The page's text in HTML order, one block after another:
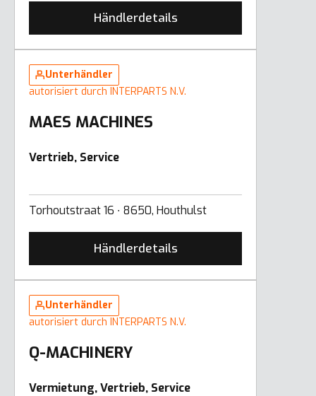
Händlerdetails
Unterhändler
autorisiert durch INTERPARTS N.V.
MAES MACHINES
Vertrieb, Service
Torhoutstraat 16 ∙ 8650, Houthulst
Händlerdetails
Unterhändler
autorisiert durch INTERPARTS N.V.
Q-MACHINERY
Vermietung, Vertrieb, Service